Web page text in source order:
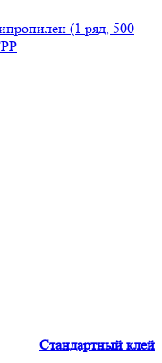
Стандартный клей